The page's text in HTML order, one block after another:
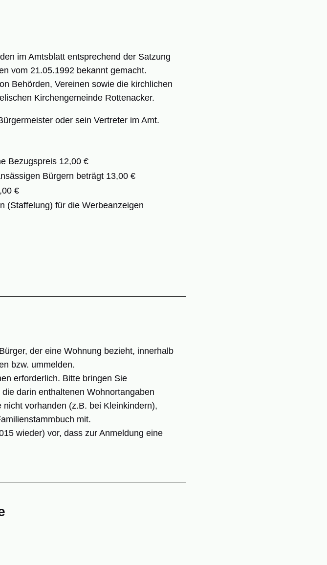
im Amtsblatt entsprechend der Satzung
vom 21.05.1992 bekannt gemacht.
Behörden, Vereinen sowie die kirchlichen
Kirchengemeinde Rottenacker.
oder sein Vertreter im Amt.
Bezugspreis 12,00 €
Bürgern beträgt 13,00 €
€
(Staffelung) für die Werbeanzeigen
der eine Wohnung bezieht, innerhalb
bzw. ummelden.
erforderlich. Bitte bringen Sie
darin enthaltenen Wohnortangaben
vorhanden (z.B. bei Kleinkindern),
mit.
wieder) vor, dass zur Anmeldung eine